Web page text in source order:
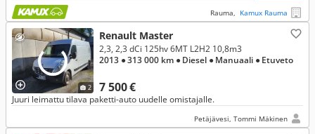
Rauma, Kamux Rauma
2
Renault Master
7 500 €
2,3, 2,3 dCi 125hv 6MT L2H2 10,8m3
2013 ● 313 000 km ● Diesel ● Manuaali ● Etuveto
Juuri leimattu tilava paketti-auto uudelle omistajalle.
Petäjävesi, Tommi Mäkinen